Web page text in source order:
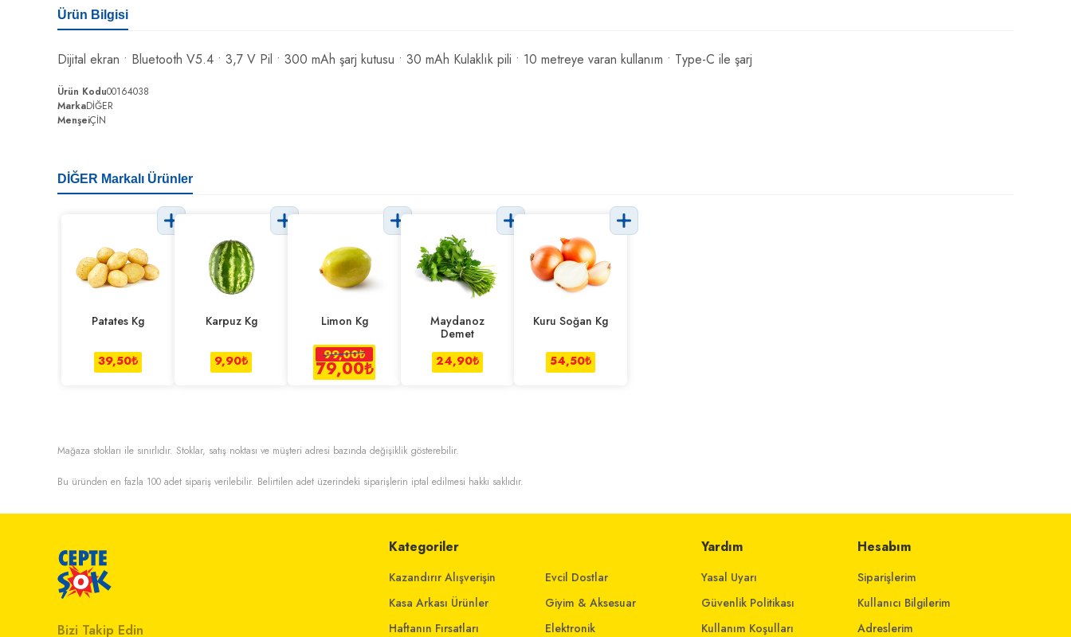
Ürün Bilgisi
Dijital ekran • Bluetooth V5.4 • 3,7 V Pil • 300 mAh şarj kutusu • 30 mAh Kulaklık pili • 10 metreye varan kullanım • Type-C ile şarj
Ürün Kodu00164038
MarkaDİĞER
MenşeiÇİN
DİĞER Markalı Ürünler
Patates Kg
39,50₺
Karpuz Kg
9,90₺
Limon Kg
99,00₺
79,00₺
Maydanoz
Demet
24,90₺
Kuru Soğan Kg
54,50₺
Mağaza stokları ile sınırlıdır. Stoklar, satış noktası ve müşteri adresi bazında değişiklik gösterebilir.
Bu üründen en fazla 100 adet sipariş verilebilir. Belirtilen adet üzerindeki siparişlerin iptal edilmesi hakkı saklıdır.
Bizi Takip Edin
Kategoriler
Kazandırır Alışverişin
Kasa Arkası Ürünler
Haftanın Fırsatları
Evcil Dostlar
Giyim & Aksesuar
Elektronik
Yardım
Yasal Uyarı
Güvenlik Politikası
Kullanım Koşulları
Hesabım
Siparişlerim
Kullanıcı Bilgilerim
Adreslerim